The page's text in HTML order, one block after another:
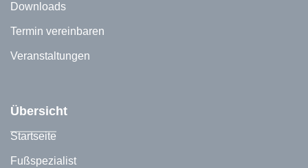
Downloads
Termin vereinbaren
Veranstaltungen
Übersicht
Startseite
Fußspezialist